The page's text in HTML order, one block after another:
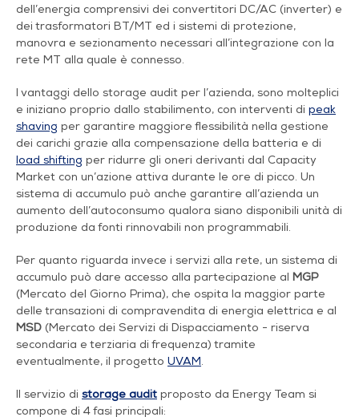
dell’energia comprensivi dei convertitori DC/AC (inverter) e
dei trasformatori BT/MT ed i sistemi di protezione,
manovra e sezionamento necessari all’integrazione con la
rete MT alla quale è connesso.
I vantaggi dello storage audit per l’azienda, sono molteplici
e iniziano proprio dallo stabilimento, con interventi di peak
shaving per garantire maggiore flessibilità nella gestione
dei carichi grazie alla compensazione della batteria e di
load shifting per ridurre gli oneri derivanti dal Capacity
Market con un’azione attiva durante le ore di picco. Un
sistema di accumulo può anche garantire all’azienda un
aumento dell’autoconsumo qualora siano disponibili unità di
produzione da fonti rinnovabili non programmabili.
Per quanto riguarda invece i servizi alla rete, un sistema di
accumulo può dare accesso alla partecipazione al MGP
(Mercato del Giorno Prima), che ospita la maggior parte
delle transazioni di compravendita di energia elettrica e al
MSD (Mercato dei Servizi di Dispacciamento - riserva
secondaria e terziaria di frequenza) tramite
eventualmente, il progetto UVAM.
Il servizio di storage audit proposto da Energy Team si
compone di 4 fasi principali: